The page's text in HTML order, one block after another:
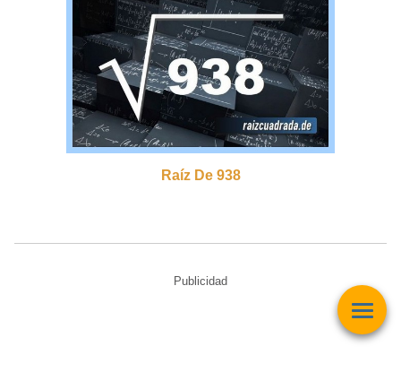
Raíz De 938
Publicidad